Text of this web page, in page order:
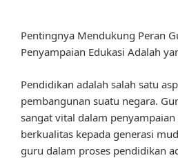
Pentingnya Mendukung Peran
Penyampaian Edukasi Adalah
Pendidikan adalah salah satu
pembangunan suatu negara.
sangat vital dalam penyampaian
berkualitas kepada generasi
guru dalam proses pendidikan